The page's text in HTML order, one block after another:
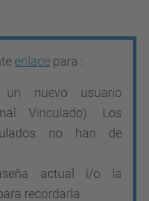
enlace para :
un nuevo usuario
Vinculado). Los
no han de
actual i/o la
recordarla.